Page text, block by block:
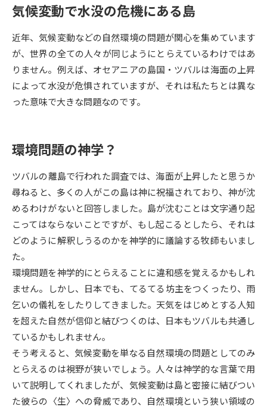
幼稚園教員資格認定試験 小学校教員資格認定試験
高等学校（情報）教員資格認定
試験
大学研究 大学検索
新増設大学・学部・学科特集
集
データサイエンス特集 奨学金・特待生制度特集
デジタルパンフレット 進路の３択
新学年スタート号特集ページ
（高3生用）
（高2生用）
SELFBRAND特集ページ
オープンキャンパスなどを調べる
オープンキャンパス検索 実施プログラムから探す
来場型・Web型イベント特集 夢ナビライブ
気候変動で水没の危機にある島
近年、気候変動などの自然環境の問題が関心を集めています
が、世界の全ての人々が同じようにとらえているわけではあ
りません。例えば、オセアニアの島国・ツバルは海面の上昇
によって水没が危惧されていますが、それは私たちとは異な
った意味で大きな問題なのです。
環境問題の神学？
ツバルの離島で行われた調査では、海面が上昇したと思うか
尋ねると、多くの人がこの島は神に祝福されており、神が沈
めるわけがないと回答しました。島が沈むことは文字通り起
こってはならないことですが、もし起こるとしたら、それは
どのように解釈しうるのかを神学的に議論する牧師もいまし
た。
環境問題を神学的にとらえることに違和感を覚えるかもしれ
ません。しかし、日本でも、てるてる坊主をつくったり、雨
乞いの儀礼をしたりしてきました。天気をはじめとする人知
を超えた自然が信仰と結びつくのは、日本もツバルも共通し
ているかもしれません。
そう考えると、気候変動を単なる自然環境の問題としてのみ
とらえるのは視野が狭いでしょう。人々は神学的な言葉で用
いて説明してくれましたが、気候変動は島と密接に結びつい
た彼らの〈生〉への脅威であり、自然環境という狭い領域の